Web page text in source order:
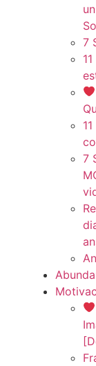
7
7